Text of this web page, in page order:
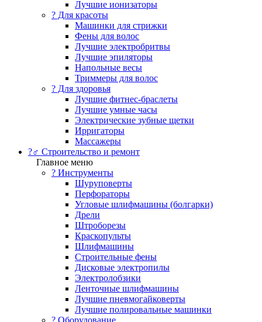
Лучшие ионизаторы
? Для красоты
Машинки для стрижки
Фены для волос
Лучшие электробритвы
Лучшие эпиляторы
Напольные весы
Триммеры для волос
? Для здоровья
Лучшие фитнес-браслеты
Лучшие умные часы
Электрические зубные щетки
Ирригаторы
Массажеры
?‍♂️ Строительство и ремонт
Главное меню
?️ Инструменты
Шуруповерты
Перфораторы
Угловые шлифмашины (болгарки)
Дрели
Штроборезы
Краскопульты
Шлифмашины
Строительные фены
Дисковые электропилы
Электролобзики
Ленточные шлифмашины
Лучшие пневмогайковерты
Лучшие полировальные машинки
?️ Оборудование